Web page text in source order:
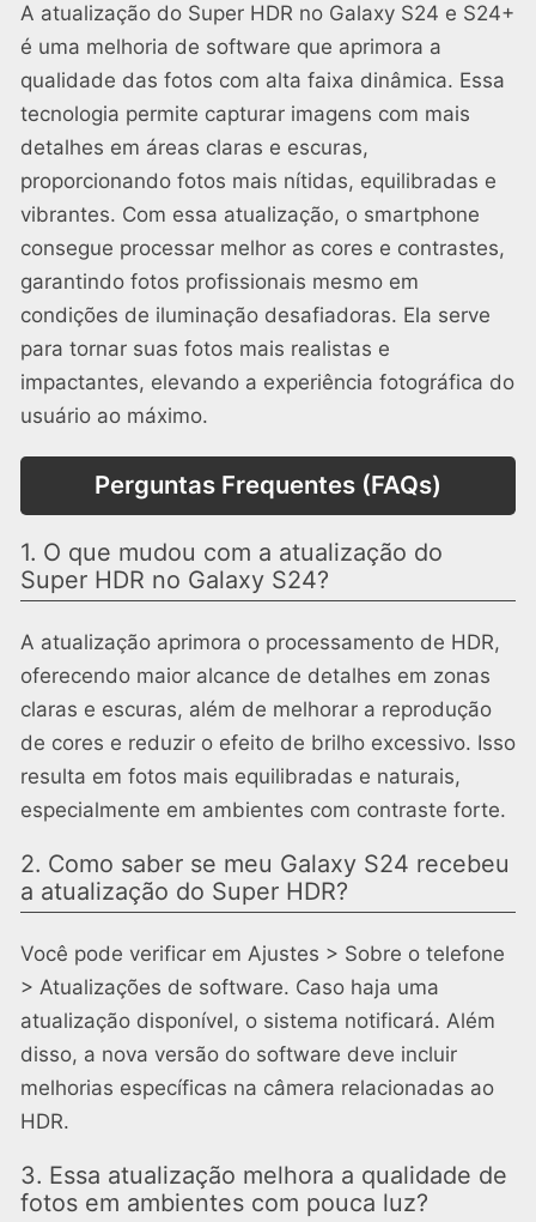
A atualização do Super HDR no Galaxy S24 e S24+
é uma melhoria de software que aprimora a
qualidade das fotos com alta faixa dinâmica. Essa
tecnologia permite capturar imagens com mais
detalhes em áreas claras e escuras,
proporcionando fotos mais nítidas, equilibradas e
vibrantes. Com essa atualização, o smartphone
consegue processar melhor as cores e contrastes,
garantindo fotos profissionais mesmo em
condições de iluminação desafiadoras. Ela serve
para tornar suas fotos mais realistas e
impactantes, elevando a experiência fotográfica do
usuário ao máximo.
Perguntas Frequentes (FAQs)
1. O que mudou com a atualização do
Super HDR no Galaxy S24?
A atualização aprimora o processamento de HDR,
oferecendo maior alcance de detalhes em zonas
claras e escuras, além de melhorar a reprodução
de cores e reduzir o efeito de brilho excessivo. Isso
resulta em fotos mais equilibradas e naturais,
especialmente em ambientes com contraste forte.
2. Como saber se meu Galaxy S24 recebeu
a atualização do Super HDR?
Você pode verificar em Ajustes > Sobre o telefone
> Atualizações de software. Caso haja uma
atualização disponível, o sistema notificará. Além
disso, a nova versão do software deve incluir
melhorias específicas na câmera relacionadas ao
HDR.
3. Essa atualização melhora a qualidade de
fotos em ambientes com pouca luz?